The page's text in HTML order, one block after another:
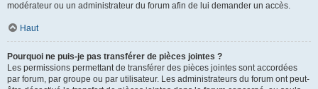
modérateur ou un administrateur du forum afin de lui demander un accès.
Haut
Pourquoi ne puis-je pas transférer de pièces jointes ?
Les permissions permettant de transférer des pièces jointes sont accordées
par forum, par groupe ou par utilisateur. Les administrateurs du forum ont peut-